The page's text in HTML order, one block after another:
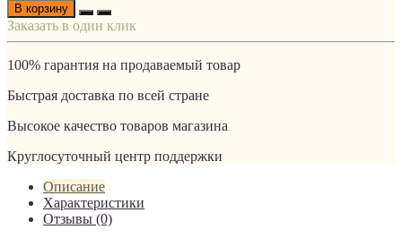
В корзину
Заказать в один клик
100% гарантия на продаваемый товар
Быстрая доставка по всей стране
Высокое качество товаров магазина
Круглосуточный центр поддержки
Описание
Характеристики
Отзывы (0)